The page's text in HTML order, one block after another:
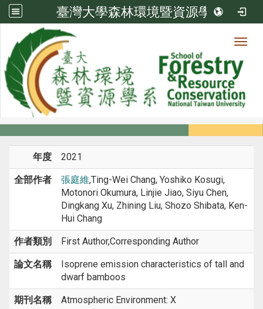
臺灣大學森林環境暨資源學系
系所成員
系所成員
年度 2021
全部作者 張庭維,Ting-Wei Chang, Yoshiko Kosugi,
Motonori Okumura, Linjie Jiao, Siyu Chen,
Dingkang Xu, Zhining Liu, Shozo Shibata, Ken-
Hui Chang
作者類別 First Author,Corresponding Author
論文名稱
Isoprene emission characteristics of tall and
dwarf bamboos
期刊名稱 Atmospheric Environment: X